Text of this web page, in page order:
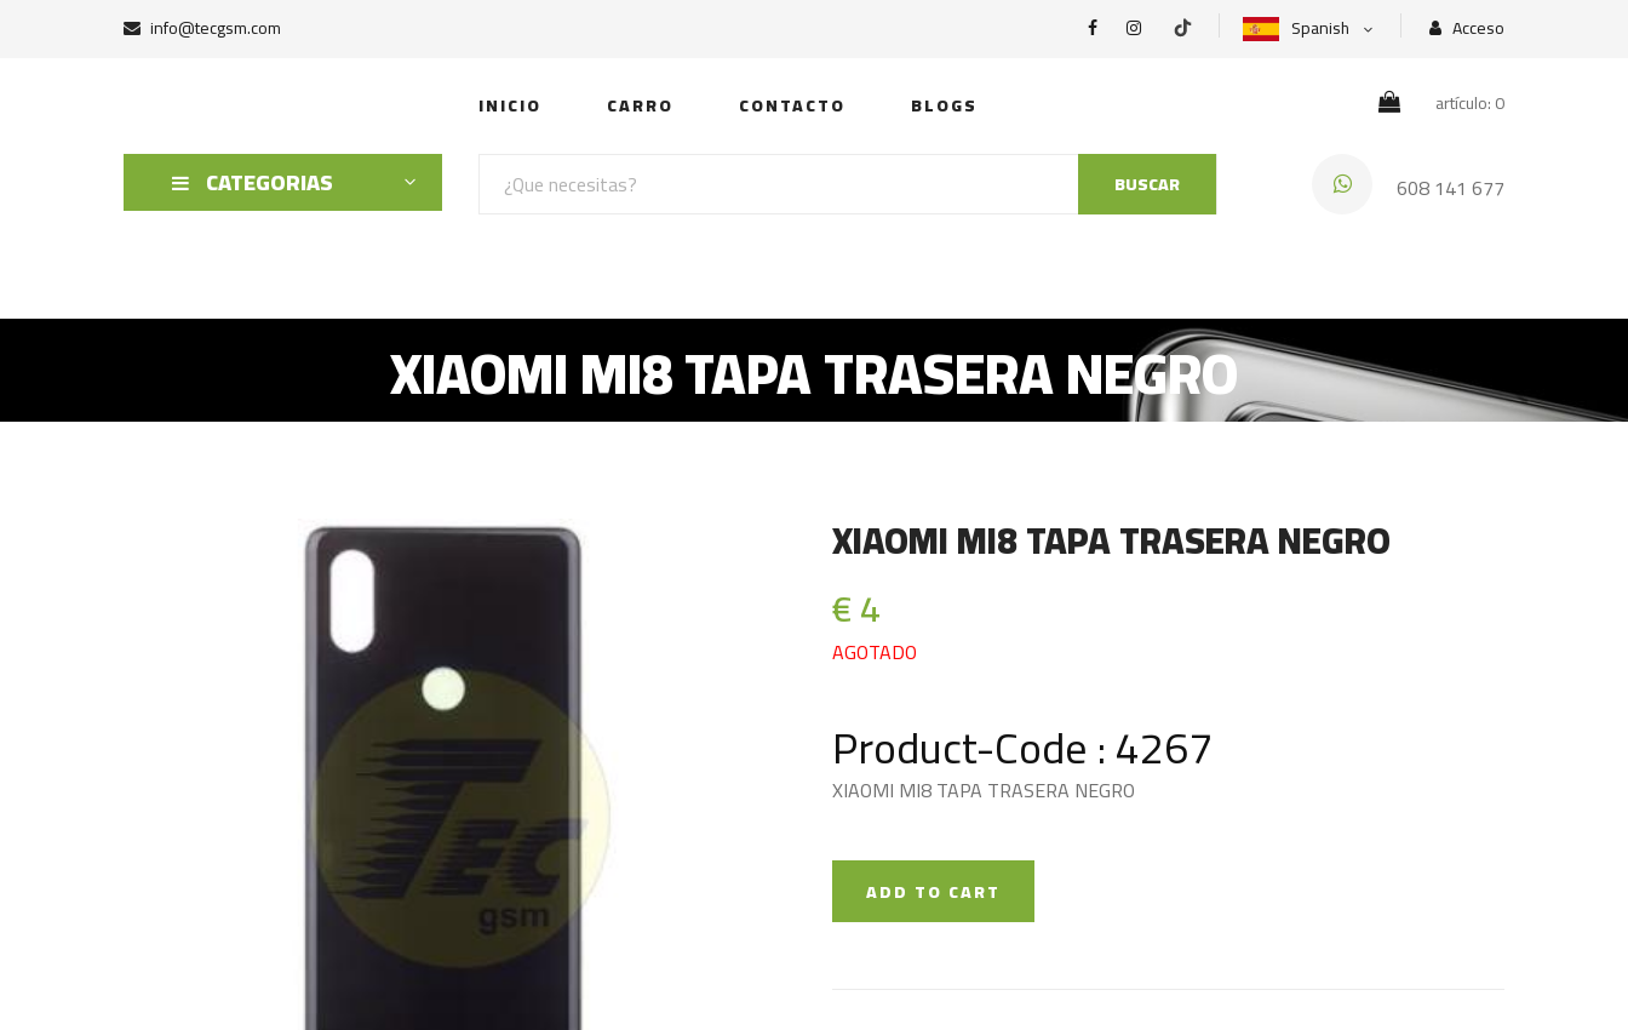
info@tecgsm.com Spanish Acceso
INICIO CARRO CONTACTO BLOGS artículo: 0
CATEGORIAS BUSCAR 608 141 677
XIAOMI MI8 TAPA TRASERA NEGRO
XIAOMI MI8 TAPA TRASERA NEGRO
€ 4
AGOTADO
Product-Code : 4267
XIAOMI MI8 TAPA TRASERA NEGRO
ADD TO CART